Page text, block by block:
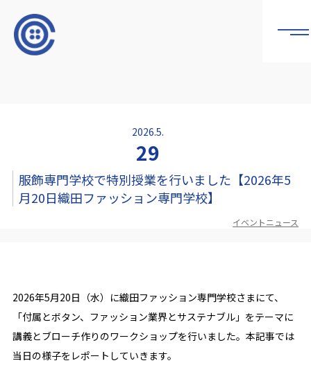
2026.5.
29
服飾専門学校で特別授業を行いました【2026年5
月20日織田ファッション専門学校】
イベントニュース
2026年5月20日（水）に織田ファッション専門学校さまにて、
「付属とボタン、ファッション業界とサステナブル」をテーマに
講義とブローチ作りのワークショップを行いました。本記事では
当日の様子をレポートしていきます。